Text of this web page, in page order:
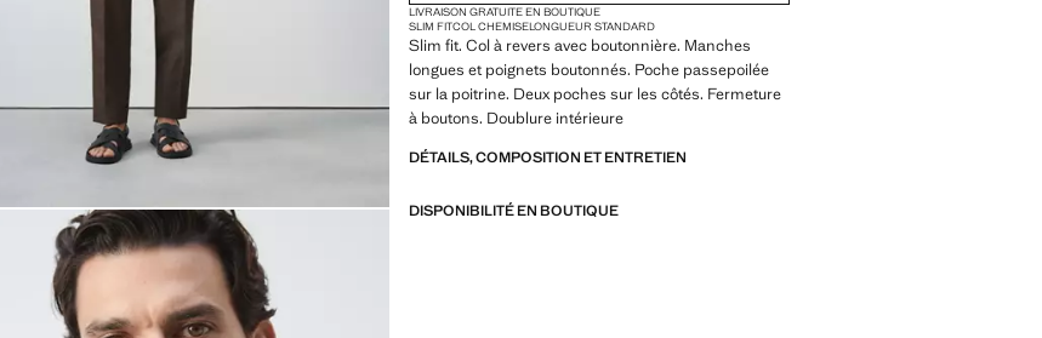
LIVRAISON GRATUITE EN BOUTIQUE
SLIM FITCOL CHEMISELONGUEUR STANDARD
Slim fit. Col à revers avec boutonnière. Manches
longues et poignets boutonnés. Poche passepoilée
sur la poitrine. Deux poches sur les côtés. Fermeture
à boutons. Doublure intérieure
DÉTAILS, COMPOSITION ET ENTRETIEN
DISPONIBILITÉ EN BOUTIQUE